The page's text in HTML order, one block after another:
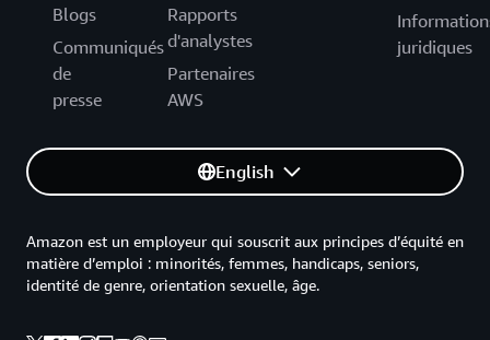
Blogs
Communiqués
de
presse
Rapports
d'analystes
Partenaires
AWS
juridiques
English
Amazon est un employeur qui souscrit aux principes d’équité en
matière d’emploi : minorités, femmes, handicaps, seniors,
identité de genre, orientation sexuelle, âge.